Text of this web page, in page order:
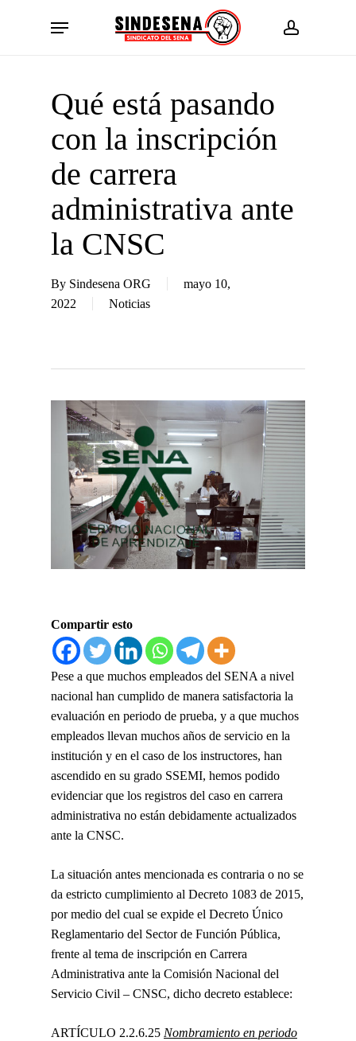
account
Menu
Qué está pasando
con la inscripción
de carrera
administrativa ante
la CNSC
By Sindesena ORG
mayo 10,
2022
Noticias
Compartir esto
Pese a que muchos empleados del SENA a nivel
nacional han cumplido de manera satisfactoria la
evaluación en periodo de prueba, y a que muchos
empleados llevan muchos años de servicio en la
institución y en el caso de los instructores, han
ascendido en su grado SSEMI, hemos podido
evidenciar que los registros del caso en carrera
administrativa no están debidamente actualizados
ante la CNSC.
La situación antes mencionada es contraria o no se
da estricto cumplimiento al Decreto 1083 de 2015,
por medio del cual se expide el Decreto Único
Reglamentario del Sector de Función Pública,
frente al tema de inscripción en Carrera
Administrativa ante la Comisión Nacional del
Servicio Civil – CNSC, dicho decreto establece:
ARTÍCULO 2.2.6.25 Nombramiento en periodo